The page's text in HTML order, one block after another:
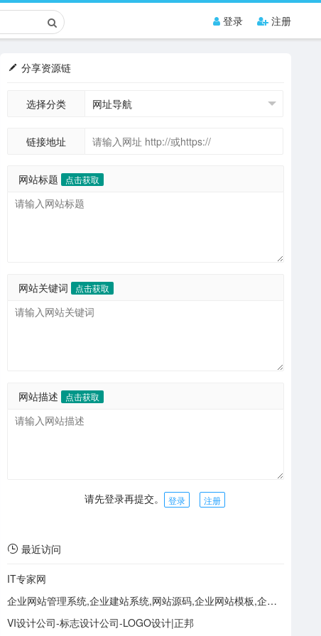
登录 注册
分享资源链
选择分类
链接地址
网站标题 点击获取
网站关键词 点击获取
网站描述 点击获取
请先登录再提交。 登录 注册
最近访问
IT专家网
企业网站管理系统,企业建站系统,网站源码,企业网站模板,企业cms - Powered by CmsEasy
VI设计公司-标志设计公司-LOGO设计|正邦